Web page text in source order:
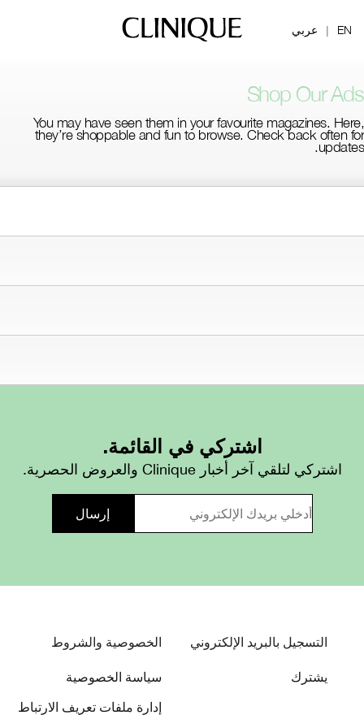
EN
| عربي
Shop Our Ads
You may have seen them in your favourite magazines. Here,
they’re shoppable and fun to browse. Check back often for
updates.
اشتركي في القائمة.
اشتركي لتلقي آخر أخبار Clinique والعروض الحصرية.
التسجيل بالبريد الإلكتروني
يشترك
الخصوصية والشروط
سياسة الخصوصية
إدارة ملفات تعريف الارتباط